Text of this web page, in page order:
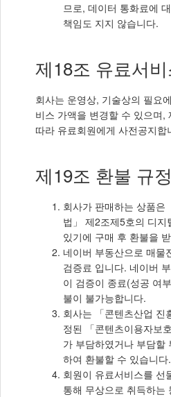
므로, 데이터 통화료에
책임도 지지 않습니다.
제18조 유료서
회사는 운영상, 기술상의 필요
비스 가액을 변경할 수 있으며,
따라 유료회원에게 사전공지합
제19조 환불 규정
회사가 판매하는 상품은
법」 제2조제5호의 디
있기에 구매 후 환불을
네이버 부동산으로 매물
검증료 입니다. 네이버
이 검증이 종료(성공 여
불이 불가능합니다.
회사는 「콘텐츠산업 진
정된 「콘텐츠이용자보
가 부담하였거나 부담할
하여 환불할 수 있습니다.
회원이 유료서비스를 선
통해 무상으로 취득하는